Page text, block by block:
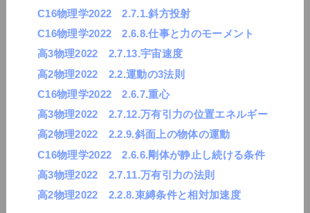
C16物理学2022 2.7.1.斜方投射
C16物理学2022 2.6.8.仕事と力のモーメント
高3物理2022 2.7.13.宇宙速度
高2物理2022 2.2.運動の3法則
C16物理学2022 2.6.7.重心
高3物理2022 2.7.12.万有引力の位置エネルギー
高2物理2022 2.2.9.斜面上の物体の運動
C16物理学2022 2.6.6.剛体が静止し続ける条件
高3物理2022 2.7.11.万有引力の法則
高2物理2022 2.2.8.束縛条件と相対加速度